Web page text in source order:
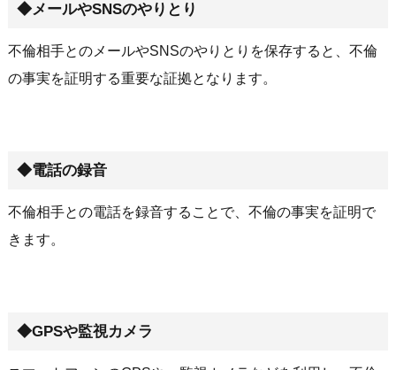
◆メールやSNSのやりとり
不倫相手とのメールやSNSのやりとりを保存すると、不倫
の事実を証明する重要な証拠となります。
◆電話の録音
不倫相手との電話を録音することで、不倫の事実を証明で
きます。
◆GPSや監視カメラ